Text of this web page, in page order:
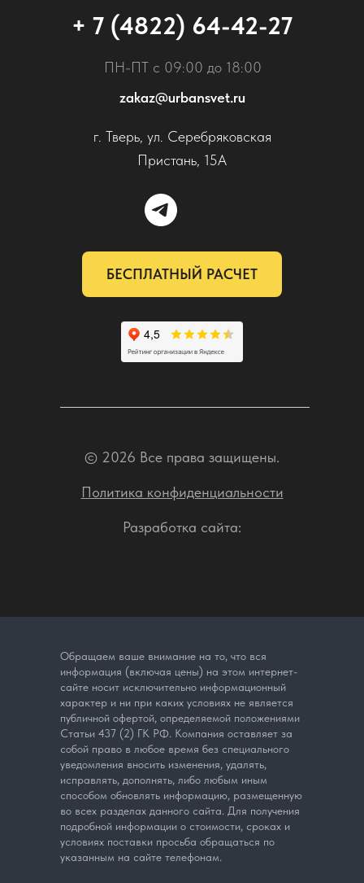
ПН-ПТ с 09:00 до 18:00
г. Тверь, ул. Серебряковская
Пристань, 15А
БЕСПЛАТНЫЙ РАСЧЕТ
© 2026 Все права защищены.
Разработка сайта:
Политика конфиденциальности
+ 7 (4822) 64-42-27
zakaz@urbansvet.ru
Обращаем ваше внимание на то, что вся
информация (включая цены) на этом интернет-
сайте носит исключительно информационный
характер и ни при каких условиях не является
публичной офертой, определяемой положениями
Статьи 437 (2) ГК РФ. Компания оставляет за
собой право в любое время без специального
уведомления вносить изменения, удалять,
исправлять, дополнять, либо любым иным
способом обновлять информацию, размещенную
во всех разделах данного сайта. Для получения
подробной информации о стоимости, сроках и
условиях поставки просьба обращаться по
указанным на сайте телефонам.